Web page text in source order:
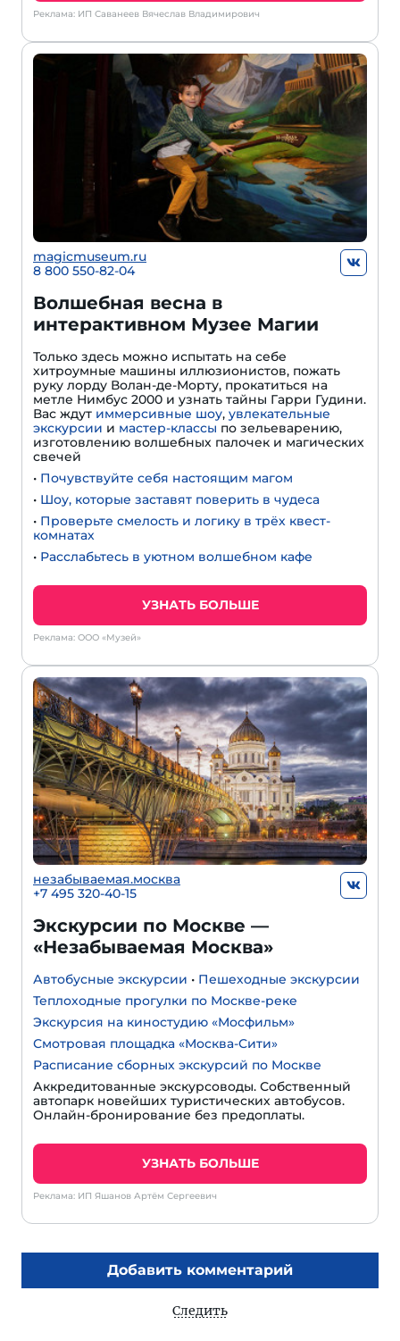
Реклама: ИП Саванеев Вячеслав Владимирович
magicmuseum.ru
8 800 550-82-04
Волшебная весна в
интерактивном Музее Магии
Только здесь можно испытать на себе
хитроумные машины иллюзионистов, пожать
руку лорду Волан-де-Морту, прокатиться на
метле Нимбус 2000 и узнать тайны Гарри Гудини.
Вас ждут иммерсивные шоу, увлекательные
экскурсии и мастер-классы по зельеварению,
изготовлению волшебных палочек и магических
свечей
• Почувствуйте себя настоящим магом
• Шоу, которые заставят поверить в чудеса
• Проверьте смелость и логику в трёх квест-
комнатах
• Расслабьтесь в уютном волшебном кафе
УЗНАТЬ БОЛЬШЕ
Реклама: ООО «Музей»
незабываемая.москва
+7 495 320-40-15
Экскурсии по Москве —
«Незабываемая Москва»
Автобусные экскурсии • Пешеходные экскурсии
Теплоходные прогулки по Москве-реке
Экскурсия на киностудию «Мосфильм»
Смотровая площадка «Москва-Сити»
Расписание сборных экскурсий по Москве
Аккредитованные экскурсоводы. Собственный
автопарк новейших туристических автобусов.
Онлайн-бронирование без предоплаты.
УЗНАТЬ БОЛЬШЕ
Реклама: ИП Яшанов Артём Сергеевич
Добавить комментарий
Следить